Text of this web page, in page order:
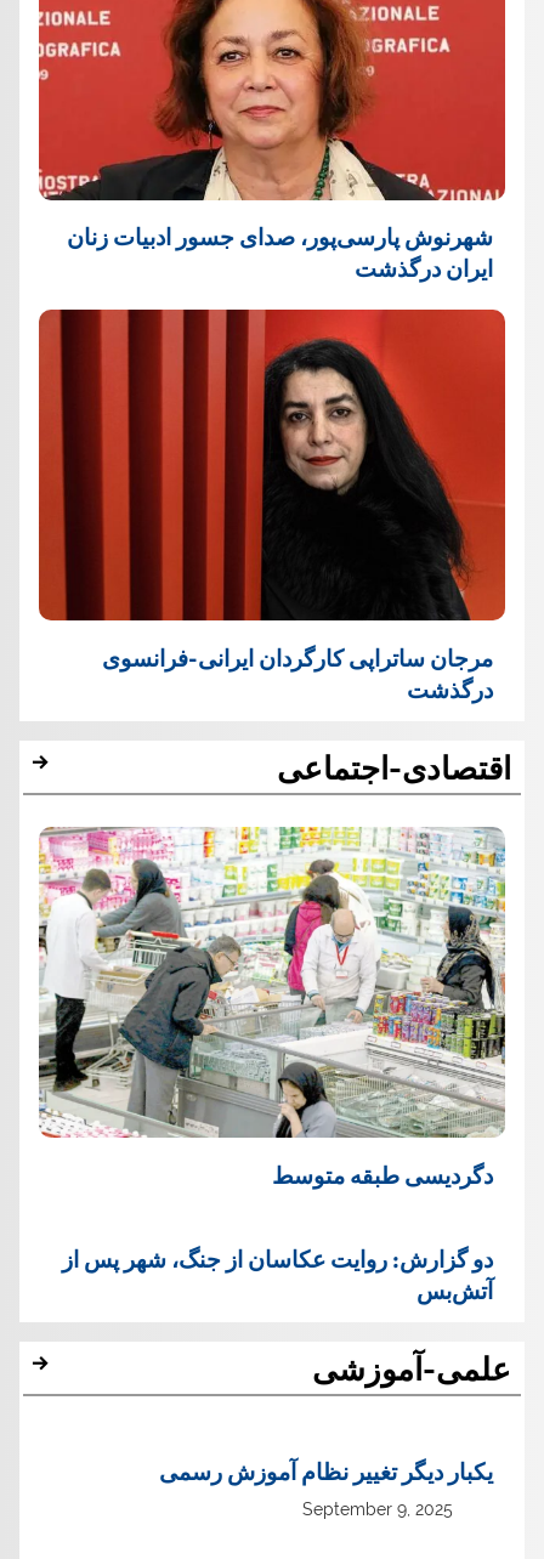
شهرنوش پارسی‌پور، صدای جسور ادبیات زنان
ایران درگذشت
مرجان ساتراپی کارگردان ایرانی-فرانسوی
درگذشت
اقتصادی-اجتماعی
دگردیسی طبقه متوسط
دو گزارش: روایت عکاسان از جنگ، شهر پس از
آتش‌بس
علمی-آموزشی
یک‏بار دیگر تغییر نظام آموزش رسمی
September 9, 2025